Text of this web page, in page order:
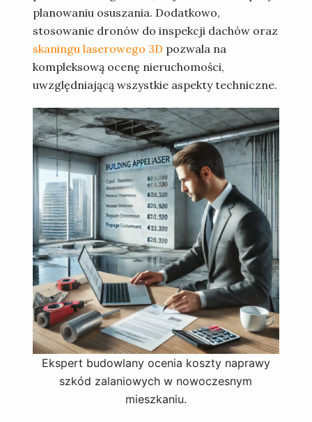
planowaniu osuszania. Dodatkowo,
stosowanie dronów do inspekcji dachów oraz
skaningu laserowego 3D pozwala na
kompleksową ocenę nieruchomości,
uwzględniającą wszystkie aspekty techniczne.
Ekspert budowlany ocenia koszty naprawy
szkód zalaniowych w nowoczesnym
mieszkaniu.